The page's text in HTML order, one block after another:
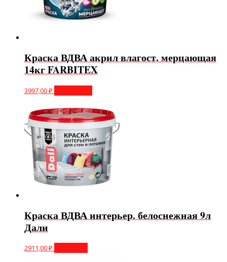
Краска ВДВА акрил влагост. мерцающая
14кг FARBITEX
3997,00₽
Краска ВДВА интерьер. белоснежная 9л
Дали
2911,00₽